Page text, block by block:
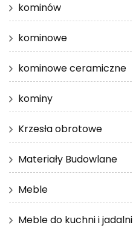
kominów
kominowe
kominowe ceramiczne
kominy
Krzesła obrotowe
Materiały Budowlane
Meble
Meble do kuchni i jadalni